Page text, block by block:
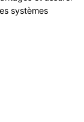
systèmes